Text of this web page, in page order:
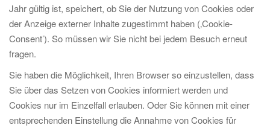
Jahr gültig ist, speichert, ob Sie der Nutzung von Cookies oder
der Anzeige externer Inhalte zugestimmt haben (‚Cookie-
Consent’). So müssen wir Sie nicht bei jedem Besuch erneut
fragen.
Sie haben die Möglichkeit, Ihren Browser so einzustellen, dass
Sie über das Setzen von Cookies informiert werden und
Cookies nur im Einzelfall erlauben. Oder Sie können mit einer
entsprechenden Einstellung die Annahme von Cookies für